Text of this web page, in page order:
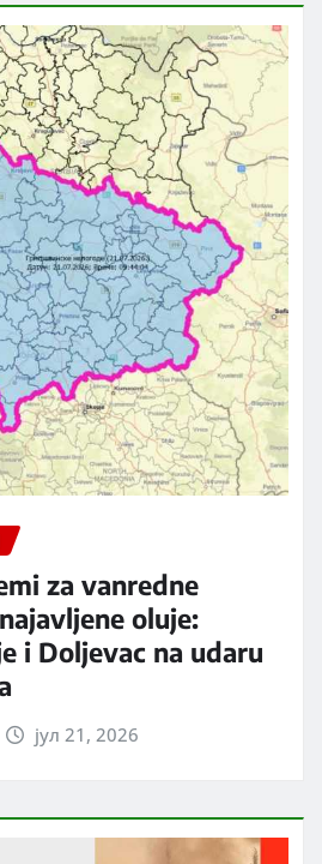
za vanredne
oluje:
i Doljevac na udaru
јул 21, 2026